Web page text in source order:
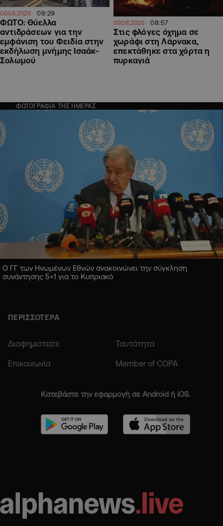
09.08.2026 09:29
ΦΩΤΟ: Θύελλα
αντιδράσεων για την
εμφάνιση του Φειδία στην
εκδήλωση μνήμης Ισαάκ-
Σολωμού
09.08.2026 08:57
Στις φλόγες όχημα σε
χωράφι στη Λάρνακα,
επεκτάθηκε στα χόρτα η
πυρκαγιά
ΦΩΤΟΓΡΑΦΙΑ ΤΗΣ ΗΜΕΡΑΣ
Ο ΓΓ των Ηνωμένων Εθνών ανακοινώνει την σύγκληση
συνάντησης 5+1 για το Κυπριακό
ΠΕΡΙΣΣΟΤΕΡΑ
Διαφημιστείτε Ταυτότητα
Επικοινωνία Member of COPA
Κατεβάστε την εφαρμογή σε Android ή iOS.